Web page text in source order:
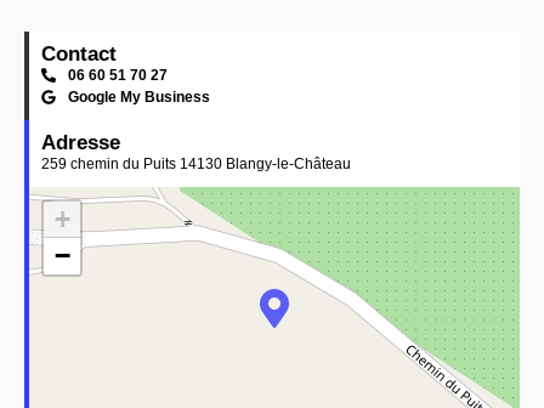
Contact
06 60 51 70 27
Google My Business
Adresse
259 chemin du Puits 14130 Blangy-le-Château
+
−